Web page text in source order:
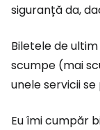
siguranță da,
Biletele de
scumpe (mai
unele servicii
Eu îmi cumpăr